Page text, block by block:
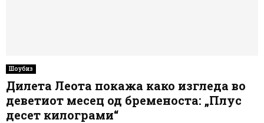
Шоубиз
Дилета Леота покажа како изгледа во
деветиот месец од бременоста: „Плус
десет килограми“